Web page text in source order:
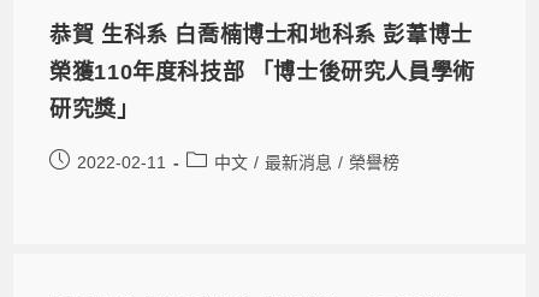
恭賀 生科系 白喬楠博士和地科系 彭葦博士
榮獲110年度科技部 「博士後研究人員學術
研究獎」
2022-02-11 中文 / 最新消息 / 榮譽榜